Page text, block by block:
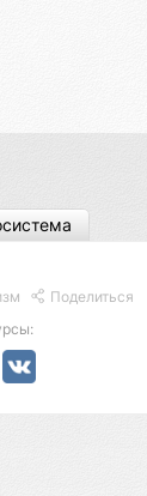
Поделиться